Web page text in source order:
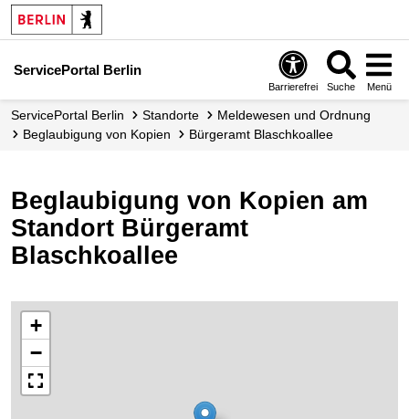
ServicePortal Berlin
Barrierefrei Suche Menü
ServicePortal Berlin Standorte
Meldewesen und Ordnung
Beglaubigung von Kopien
Bürgeramt Blaschkoallee
Beglaubigung von Kopien am
Standort Bürgeramt
Blaschkoallee
+
−